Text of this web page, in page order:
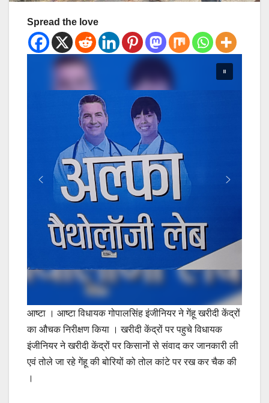
Spread the love
आष्टा । आष्टा विधायक गोपालसिंह इंजीनियर ने गेंहू खरीदी केंद्रों
का औचक निरीक्षण किया । खरीदी केंद्रों पर पहुचे विधायक
इंजीनियर ने खरीदी केंद्रों पर किसानों से संवाद कर जानकारी ली
एवं तोले जा रहे गेंहू की बोरियों को तोल कांटे पर रख कर चैक की
।